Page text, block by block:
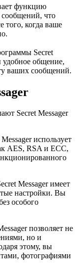
функцию
что
того, когда ваше
Secret
удобное общение,
ваших сообщений.
Secret Messager
использует
AES, RSA и ECC,
Messager имеет
настройки. Вы
особого
позволяет не
но и
этому, вы
фотографиями